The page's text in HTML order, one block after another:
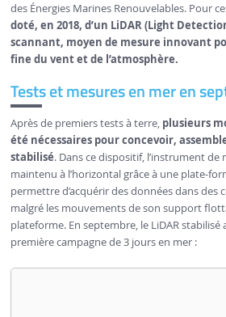
des Énergies Marines Renouvelables. Pour
doté, en 2018, d’un LiDAR (Light
scannant, moyen de mesure innovant
fine du vent et de l’atmosphère.
Tests et mesures en mer en
Après de premiers tests à terre,plusieurs
été nécessaires pour concevoir,
stabilisé. Dans ce dispositif, l’instrument de
maintenu à l’horizontal grâce à une plate-
permettre d’acquérir des données dans des
malgré les mouvements de son support
plateforme. En septembre, le LiDAR
première campagne de 3 jours en mer :